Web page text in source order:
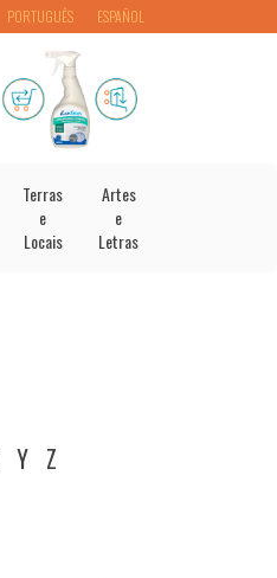
PORTUGUÊS ESPAÑOL
Terras
e
Locais
Artes
e
Letras
Y Z